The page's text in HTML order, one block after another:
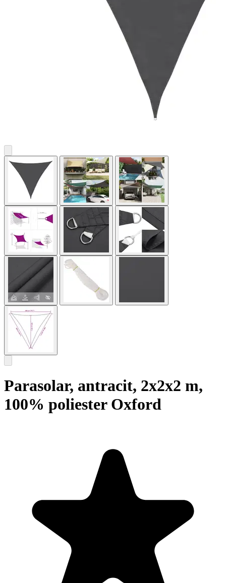
Parasolar, antracit, 2x2x2 m,
100% poliester Oxford